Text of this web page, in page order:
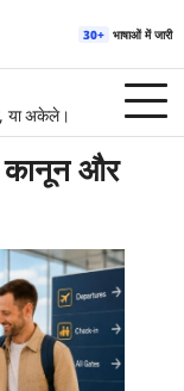
30+ भाषाओं में जारी
या अकेले।
कानून और